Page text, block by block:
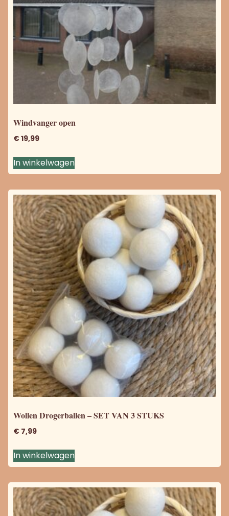
Windvanger open
€19,99
In winkelwagen
Wollen Drogerballen – SET VAN 3 STUKS
€ 7,99
In winkelwagen